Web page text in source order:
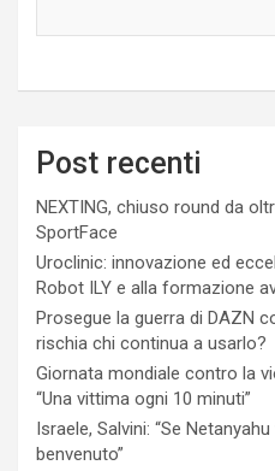
Post recenti
NEXTING, chiuso round da
SportFace
Uroclinic: innovazione ed
Robot ILY e alla formazione
Prosegue la guerra di DAZN
rischia chi continua a usarlo?
Giornata mondiale contro la
“Una vittima ogni 10 minuti”
Israele, Salvini: “Se
benvenuto”